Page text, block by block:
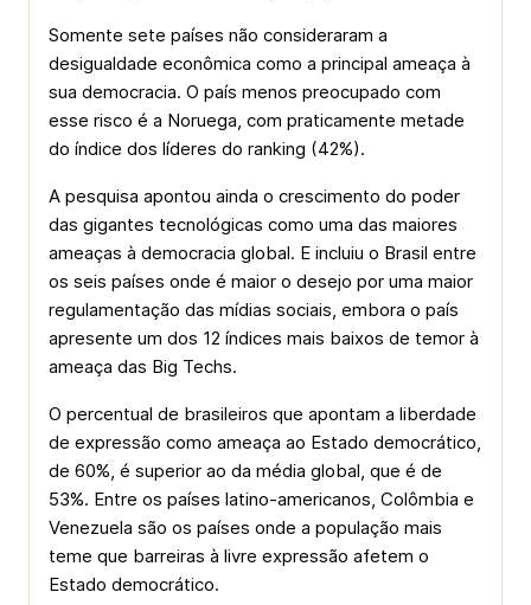
Somente sete países não consideraram a
desigualdade econômica como a principal ameaça à
sua democracia. O país menos preocupado com
esse risco é a Noruega, com praticamente metade
do índice dos líderes do ranking (42%).
A pesquisa apontou ainda o crescimento do poder
das gigantes tecnológicas como uma das maiores
ameaças à democracia global. E incluiu o Brasil entre
os seis países onde é maior o desejo por uma maior
regulamentação das mídias sociais, embora o país
apresente um dos 12 índices mais baixos de temor à
ameaça das Big Techs.
O percentual de brasileiros que apontam a liberdade
de expressão como ameaça ao Estado democrático,
de 60%, é superior ao da média global, que é de
53%. Entre os países latino-americanos, Colômbia e
Venezuela são os países onde a população mais
teme que barreiras à livre expressão afetem o
Estado democrático.